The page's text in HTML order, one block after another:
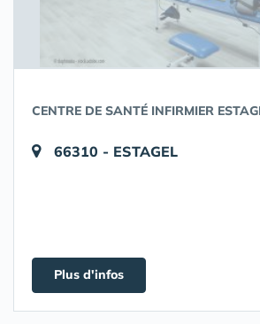
CENTRE DE SANTÉ INFIRMIER
66310 - ESTAGEL
Plus d'infos